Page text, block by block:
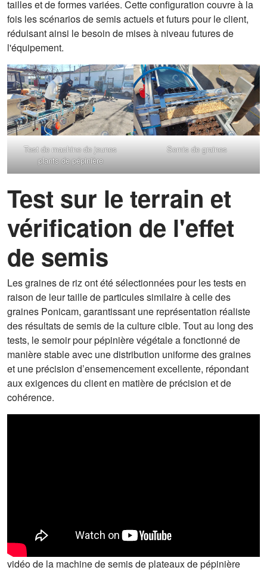
tailles et de formes variées. Cette configuration couvre à la
fois les scénarios de semis actuels et futurs pour le client,
réduisant ainsi le besoin de mises à niveau futures de
l'équipement.
Test de machine de jeunes
plants de pépinière
Semis de graines
Test sur le terrain et
vérification de l'effet
de semis
Les graines de riz ont été sélectionnées pour les tests en
raison de leur taille de particules similaire à celle des
graines Ponicam, garantissant une représentation réaliste
des résultats de semis de la culture cible. Tout au long des
tests, le semoir pour pépinière végétale a fonctionné de
manière stable avec une distribution uniforme des graines
et une précision d’ensemencement excellente, répondant
aux exigences du client en matière de précision et de
cohérence.
vidéo de la machine de semis de plateaux de pépinière